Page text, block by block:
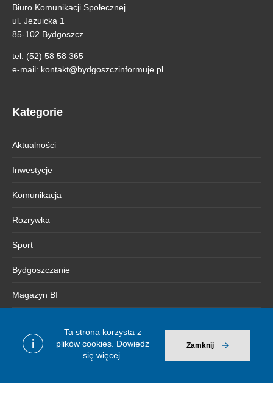
i
Ta strona korzysta z
plików cookies. Dowiedz
się więcej.
Zamknij
Biuro Komunikacji Społecznej
ul. Jezuicka 1
85-102 Bydgoszcz
tel. (52) 58 58 365
e-mail: kontakt@bydgoszczinformuje.pl
Kategorie
Aktualności
Inwestycje
Komunikacja
Rozrywka
Sport
Bydgoszczanie
Magazyn BI